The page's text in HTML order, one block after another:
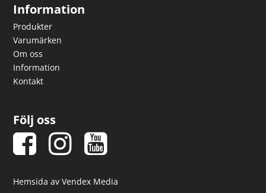
Information
Produkter
Varumärken
Om oss
Information
Kontakt
Följ oss
Hemsida av Vendex Media